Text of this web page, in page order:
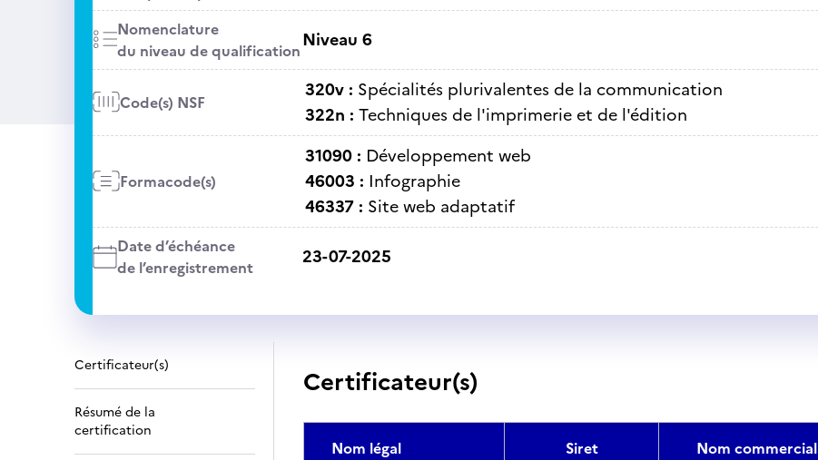
Nomenclature
du niveau de qualificationNiveau 6
Code(s) NSF
320v : Spécialités plurivalentes de la communication
322n : Techniques de l'imprimerie et de l'édition
Formacode(s)
31090 : Développement web
46003 : Infographie
46337 : Site web adaptatif
Date d’échéance
de l’enregistrement
23-07-2025
Certificateur(s)
Résumé de la
certification
Certificateur(s)
Nom légal Siret Nom commercial